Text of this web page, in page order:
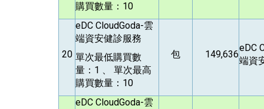
購買數量：10
20
eDC CloudGoda-雲
端資安健診服務
單次最低購買數
量：1 、 單次最高
購買數量：10
包 149,636
eDC
端資
eDC CloudGoda-雲